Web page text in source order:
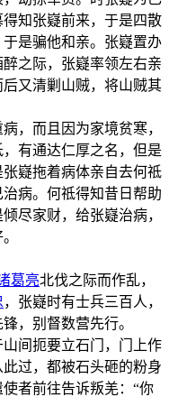
知张嶷前来，于是四散
是骗他和亲。张嶷置办
之际，张嶷率领左右亲
又清剿山贼，将山贼其
，而且因为家境贫寒，
有通达仁厚之名，但是
嶷拖着病体亲自去何祗
病。何祗得知昔日帮助
尽家财，给张嶷治病，
葛亮北伐之际而作乱，
，张嶷时有士兵三百人，
，别督数营先行。
间扼要立石门，门上作
过，都被石头砸的粉身
者前往告诉叛羌：“你